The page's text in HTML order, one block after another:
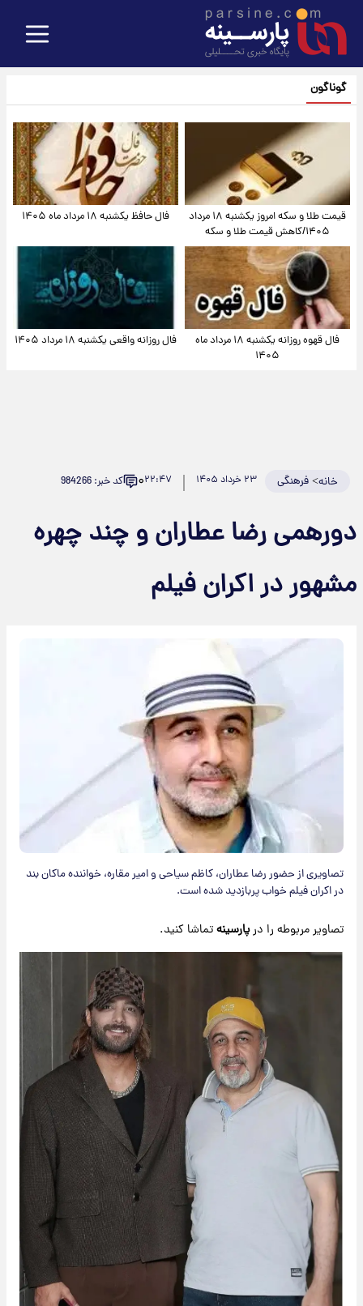
گوناگون
قیمت طلا و سکه امروز یکشنبه ۱۸ مرداد
۱۴۰۵/کاهش قیمت طلا و سکه
فال حافظ یکشنبه ۱۸ مرداد ماه ۱۴۰۵
فال قهوه روزانه یکشنبه ۱۸ مرداد ماه
۱۴۰۵
فال روزانه واقعی یکشنبه ۱۸ مرداد ۱۴۰۵
خانه>فرهنگی ۲۳ خرداد ۱۴۰۵ ۲۲:۴۷۰ کد خبر: 984266
دورهمی رضا عطاران و چند چهره
مشهور در اکران فیلم
تصاویری از حضور رضا عطاران، کاظم سیاحی و امیر مقاره، خواننده ماکان بند
در اکران فیلم خواب پربازدید شده است.
تصاویر مربوطه را درپارسینهتماشا کنید.